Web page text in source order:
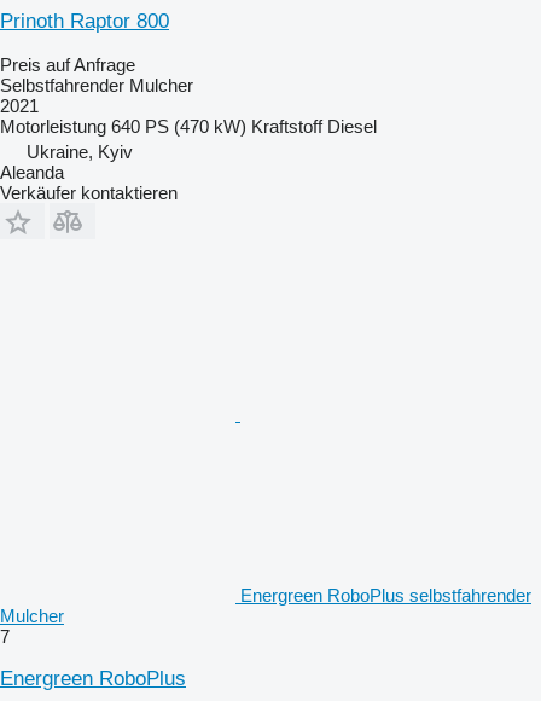
Prinoth Raptor 800
Preis auf Anfrage
Selbstfahrender Mulcher
2021
Motorleistung 640 PS (470 kW) Kraftstoff Diesel
Ukraine, Kyiv
Aleanda
Verkäufer kontaktieren
Energreen RoboPlus selbstfahrender
Mulcher
7
Energreen RoboPlus